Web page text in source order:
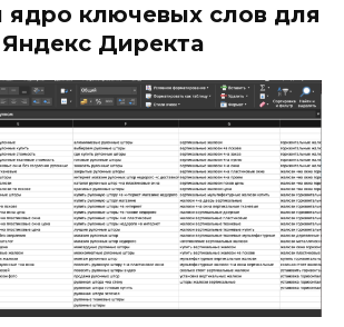
ядро ключевых слов для
Директа